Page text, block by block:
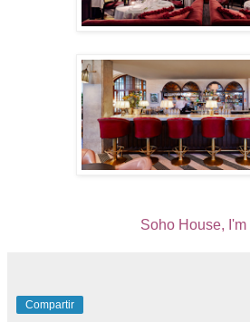
Soho House, I'm
Compartir